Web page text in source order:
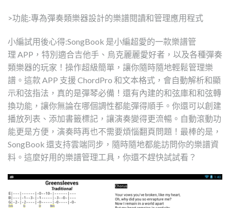
>功能:專為彈奏類樂器設計的樂譜閱讀和管理應用程式
小編試用後心得:SongBook 是小編超愛的一款樂譜管
理 APP，特別適合吉他手、烏克麗麗愛好者，以及各種彈奏
類樂器的玩家！操作超級簡單，讓你隨時隨地輕鬆管理樂
譜。這款 APP 支援 ChordPro 和文本格式，會自動解析和顯
示和弦指法，真的是彈琴必備！還有內建的和弦庫和和弦轉
換功能，讓你無論在哪個調性都能彈得順手。你還可以創建
播放列表、添加書籤標記，讓演奏變得更流暢。自動滾動功
能更是方便，演奏時再也不需要煩惱翻頁問題！最棒的是，
SongBook 還支持雲端同步，隨時隨地都能訪問你的樂譜資
料。這麼好用的樂譜管理工具，你還不趕快試試看？